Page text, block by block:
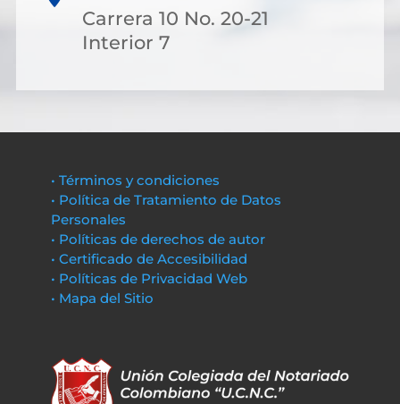
Carrera 10 No. 20-21
Interior 7
• Términos y condiciones
• Política de Tratamiento de Datos
Personales
• Políticas de derechos de autor
• Certificado de Accesibilidad
• Políticas de Privacidad Web
• Mapa del Sitio